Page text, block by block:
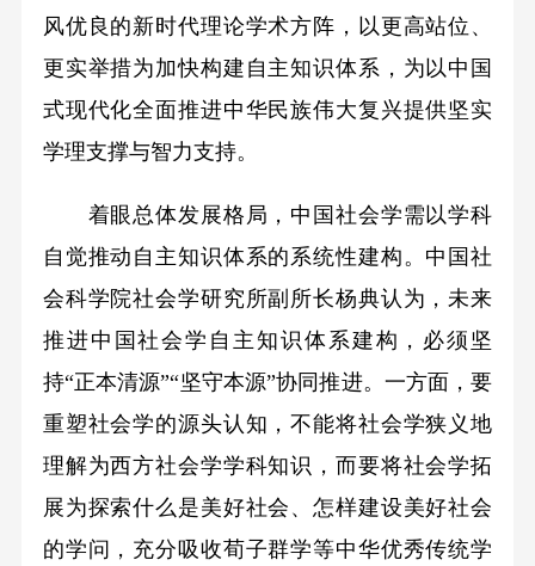
风优良的新时代理论学术方阵，以更高站位、
更实举措为加快构建自主知识体系，为以中国
式现代化全面推进中华民族伟大复兴提供坚实
学理支撑与智力支持。
着眼总体发展格局，中国社会学需以学科
自觉推动自主知识体系的系统性建构。中国社
会科学院社会学研究所副所长杨典认为，未来
推进中国社会学自主知识体系建构，必须坚
持“正本清源”“坚守本源”协同推进。一方面，要
重塑社会学的源头认知，不能将社会学狭义地
理解为西方社会学学科知识，而要将社会学拓
展为探索什么是美好社会、怎样建设美好社会
的学问，充分吸收荀子群学等中华优秀传统学